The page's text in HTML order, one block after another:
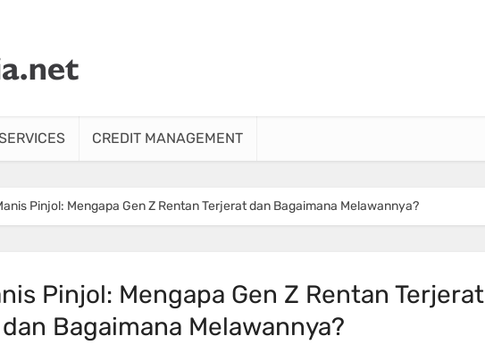
CREDIT MANAGEMENT
Pinjol: Mengapa Gen Z Rentan Terjerat dan Bagaimana Melawannya?
Pinjol: Mengapa Gen Z Rentan Terjerat
dan Bagaimana Melawannya?